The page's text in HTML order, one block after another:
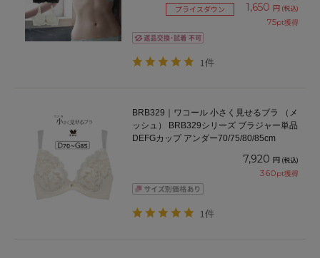
プライスダウン 1,650 円 (税込)
75pt獲得
1件
BRB329｜ワコール 小さく見せるブラ （メ
ッシュ） BRB329シリーズ ブラジャー単品
DEFGカップ アンダー70/75/80/85cm
7,920 円 (税込)
360pt獲得
1件